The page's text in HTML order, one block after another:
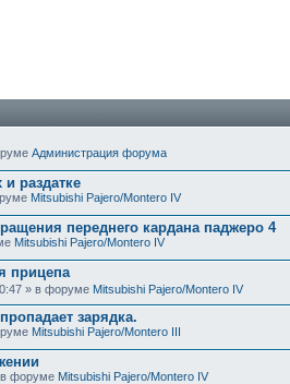
Администрация форума
раздатке
Mitsubishi Pajero/Montero IV
переднего кардана паджеро 4
Mitsubishi Pajero/Montero IV
прицепа
» в форуме Mitsubishi Pajero/Montero IV
зарядка.
Mitsubishi Pajero/Montero III
в форуме Mitsubishi Pajero/Montero IV